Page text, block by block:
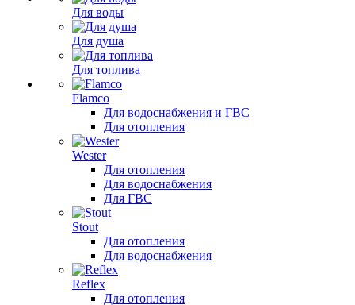
Для воды
Для душа
Для топлива
Flamco
Для водоснабжения и ГВС
Для отопления
Wester
Для отопления
Для водоснабжения
Для ГВС
Stout
Для отопления
Для водоснабжения
Reflex
Для отопления